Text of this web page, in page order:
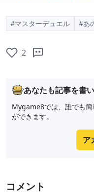
#マスターデュエル #あ
2
あなたも記事を書
Mygame8では、誰でも
ができます。
ア
コメント